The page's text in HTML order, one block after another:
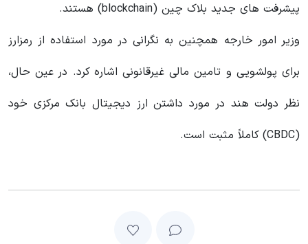
پیشرفت های جدید بلاک چین (blockchain) هستند.
وزیر امور خارجه همچنین به نگرانی در مورد استفاده از رمزارز
برای پولشویی و تامین مالی غیرقانونی اشاره کرد. در عین حال،
نظر دولت هند در مورد داشتن ارز دیجیتال بانک مرکزی خود
(CBDC) کاملاً مثبت است.